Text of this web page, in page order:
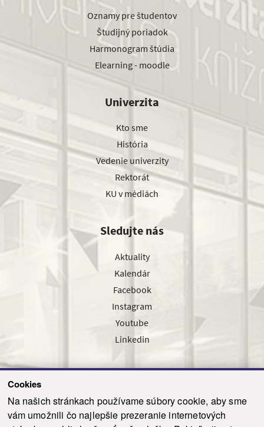
Cookies
Na našich stránkach používame súbory cookie, aby sme
vám umožnili čo najlepšie prezeranie internetových
Oznamy pre študentov
Študijný poriadok
Harmonogram štúdia
Elearning - moodle
Univerzita
Kto sme
História
Vedenie univerzity
Rektorát
KU v médiách
Sledujte nás
Aktuality
Kalendár
Facebook
Instagram
Youtube
Linkedin